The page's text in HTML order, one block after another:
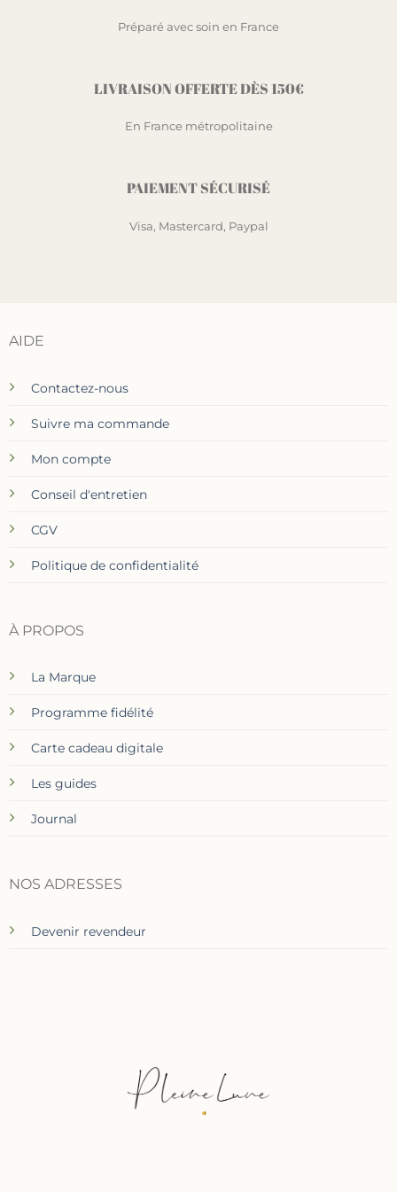
Préparé avec soin en France
LIVRAISON OFFERTE DÈS 150€
En France métropolitaine
PAIEMENT SÉCURISÉ
Visa, Mastercard, Paypal
AIDE
Contactez-nous
Suivre ma commande
Mon compte
Conseil d'entretien
CGV
Politique de confidentialité
À PROPOS
La Marque
Programme fidélité
Carte cadeau digitale
Les guides
Journal
NOS ADRESSES
Devenir revendeur